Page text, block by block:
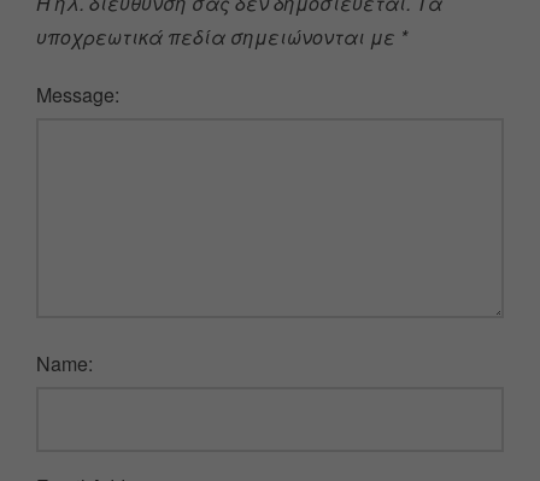
υποχρεωτικά πεδία σημειώνονται με *
Message:
Name: